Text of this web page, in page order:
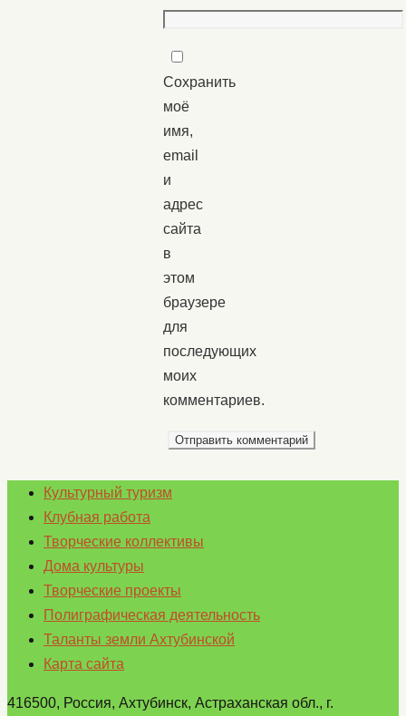
Сохранить
моё
имя,
email
и
адрес
сайта
в
этом
браузере
для
последующих
моих
комментариев.
Культурный туризм
Клубная работа
Творческие коллективы
Дома культуры
Творческие проекты
Полиграфическая деятельность
Таланты земли Ахтубинской
Карта сайта
416500, Россия, Ахтубинск, Астраханская обл., г.